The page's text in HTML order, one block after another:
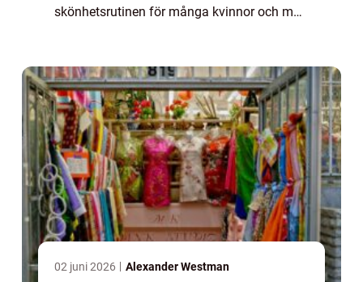
skönhetsrutinen för många kvinnor och män
Et...
02 juni 2026 Alexander Westman